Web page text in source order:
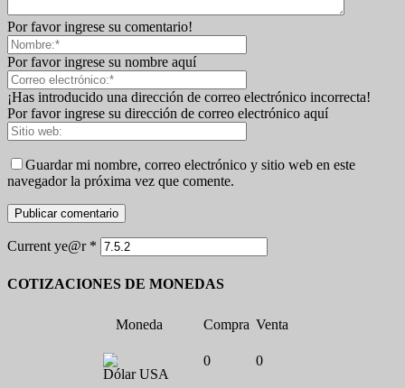
Por favor ingrese su comentario!
Por favor ingrese su nombre aquí
¡Has introducido una dirección de correo electrónico incorrecta!
Por favor ingrese su dirección de correo electrónico aquí
Guardar mi nombre, correo electrónico y sitio web en este
navegador la próxima vez que comente.
Current ye@r *
COTIZACIONES DE MONEDAS
Moneda Compra Venta
Dólar USA
0 0